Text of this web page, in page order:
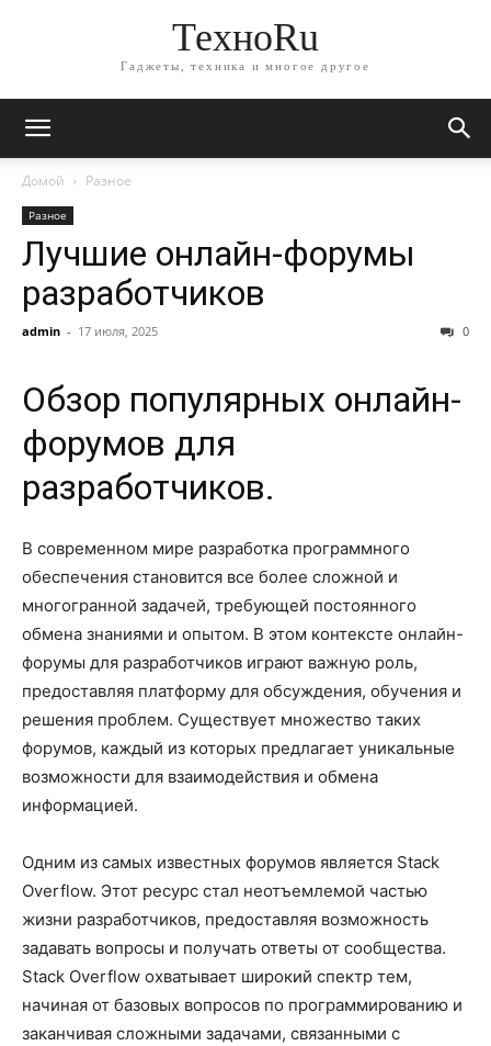
ТехноRu
Гаджеты, техника и многое другое
Домой Разное
Разное
Лучшие онлайн-форумы
разработчиков
admin - 17 июля, 2025 0
Обзор популярных онлайн-
форумов для
разработчиков.
В современном мире разработка программного
обеспечения становится все более сложной и
многогранной задачей, требующей постоянного
обмена знаниями и опытом. В этом контексте онлайн-
форумы для разработчиков играют важную роль,
предоставляя платформу для обсуждения, обучения и
решения проблем. Существует множество таких
форумов, каждый из которых предлагает уникальные
возможности для взаимодействия и обмена
информацией.
Одним из самых известных форумов является Stack
Overflow. Этот ресурс стал неотъемлемой частью
жизни разработчиков, предоставляя возможность
задавать вопросы и получать ответы от сообщества.
Stack Overflow охватывает широкий спектр тем,
начиная от базовых вопросов по программированию и
заканчивая сложными задачами, связанными с